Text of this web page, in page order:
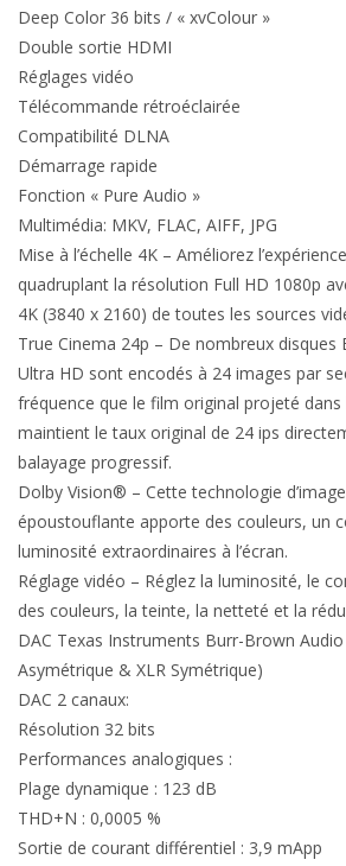
Deep Color 36 bits / « xvColour »
Double sortie HDMI
Réglages vidéo
Télécommande rétroéclairée
Compatibilité DLNA
Démarrage rapide
Fonction « Pure Audio »
Multimédia: MKV, FLAC, AIFF, JPG
Mise à l’échelle 4K – Améliorez
quadruplant la résolution Full HD 1080p
4K (3840 x 2160) de toutes les sources
True Cinema 24p – De nombreux disques
Ultra HD sont encodés à 24 images par
fréquence que le film original projeté dans
maintient le taux original de 24 ips
balayage progressif.
Dolby Vision® – Cette technologie
époustouflante apporte des couleurs, un
luminosité extraordinaires à l’écran.
Réglage vidéo – Réglez la luminosité, le
des couleurs, la teinte, la netteté et la
DAC Texas Instruments Burr-Brown Audio
Asymétrique & XLR Symétrique)
DAC 2 canaux:​
Résolution 32 bits
Performances analogiques :
Plage dynamique : 123 dB
THD+N : 0,0005 %
Sortie de courant différentiel : 3,9 mApp